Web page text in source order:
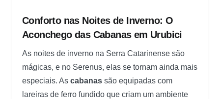
Conforto nas Noites de Inverno: O
Aconchego das Cabanas em Urubici
As noites de inverno na Serra Catarinense são
mágicas, e no Serenus, elas se tornam ainda mais
especiais. As cabanas são equipadas com
lareiras de ferro fundido que criam um ambiente